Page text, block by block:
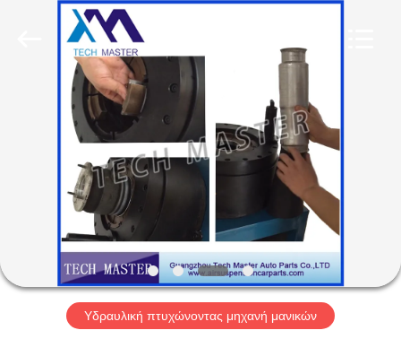
ΠΡΟΪΌΝΤΑ
ΒΊΝΤΕΟ
ΣΧΕΤΙΚΆ
ΜΕ
ΕΜΆΣ
Υδραυλική πτυχώνοντας μηχανή μανικών